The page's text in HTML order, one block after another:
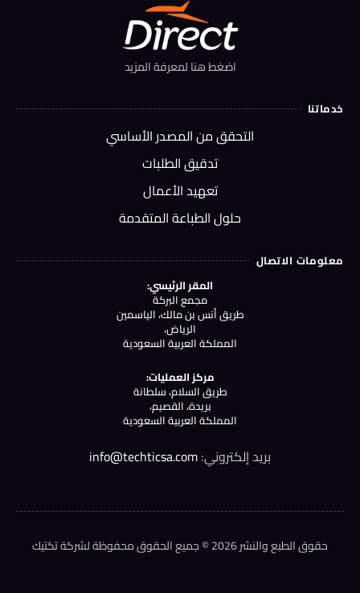
اضغط هنا لمعرفة المزيد
خدماتنا
التحقق من المصدر الأساسي
تدقيق الطلبات
تعهيد الأعمال
حلول الطباعة المتقدمة
معلومات الاتصال
المقر الرئيسي:
مجمع البركة
طريق أنس بن مالك، الياسمين
الرياض،
المملكة العربية السعودية
مركز العمليات:
طريق السلام، سلطانة
بريدة، القصيم،
المملكة العربية السعودية
بريد إلكتروني:info@techticsa.com
حقوق الطبع والنشر 2026 © جميع الحقوق محفوظة لشركة تكتيك